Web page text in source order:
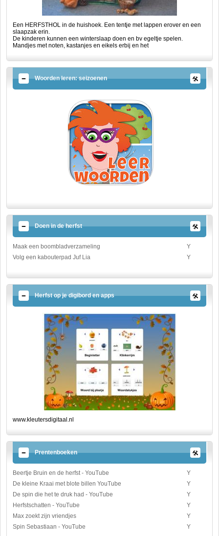
Een HERFSTHOL in de huishoek. Een tentje met lappen erover en een
slaapzak erin.
De kinderen kunnen een winterslaap doen en bv egeltje spelen.
Mandjes met noten, kastanjes en eikels erbij en het
Woorden leren: seizoenen
Doen in de herfst
Maak een boombladverzameling
Y
Volg een kabouterpad Juf Lia
Y
Herfst op je digibord en apps
www.kleutersdigitaal.nl
Prentenboeken
Beertje Bruin en de herfst - YouTube
Y
De kleine Kraai met blote billen YouTube
Y
De spin die het te druk had - YouTube
Y
Herfstschatten - YouTube
Y
Max zoekt zijn vriendjes
Y
Spin Sebastiaan - YouTube
Y